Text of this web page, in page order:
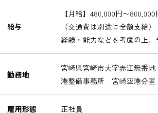
給与
【月給】480,000円〜800,000
（交通費は別途に全額支給）
経験・能力などを考慮の上
勤務地
宮崎県宮崎市大字赤江無
港整備事務所 宮崎空港分室
雇用形態 正社員